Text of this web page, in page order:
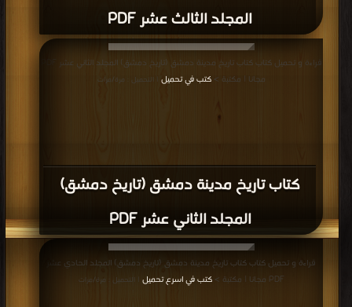
المجلد الثالث عشر PDF
كتاب تاريخ مدينة دمشق (تاريخ دمشق)
المجلد الثاني عشر PDF
مجانا | مكتبة >كتب في تحميل | التحميل : مرة/مرات
قراءة و تحميل كتاب كتاب تاريخ مدينة دمشق (تاريخ دمشق) المجلد الحادي عشر
PDF مجانا | مكتبة >
كتب في اسرع تحميل | التحميل : مرة/مرات